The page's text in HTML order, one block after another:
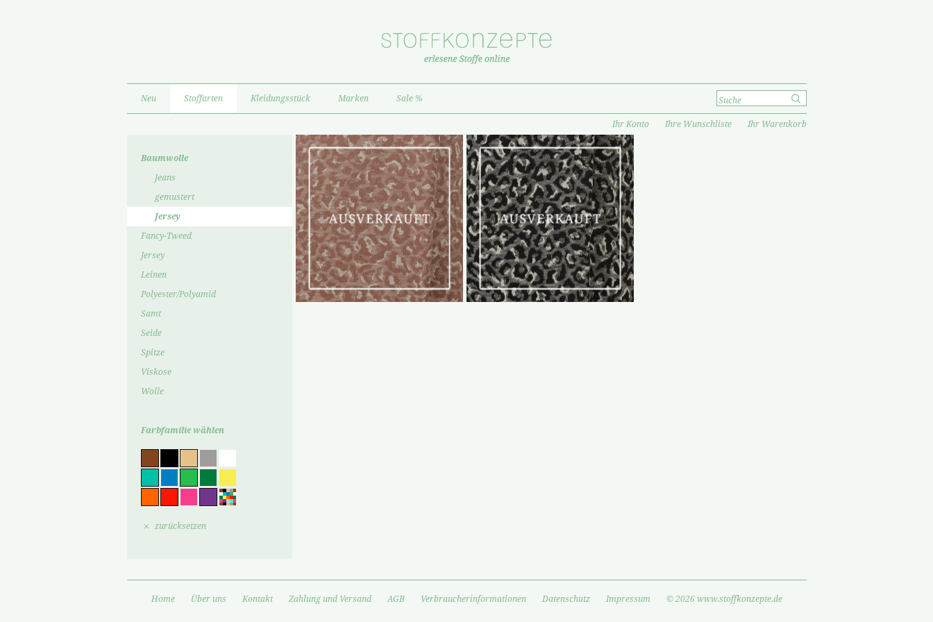
Neu Stoffarten Kleidungsstück Marken Sale %
Ihr Konto Ihre Wunschliste Ihr Warenkorb
Baumwolle
Jeans
gemustert
Jersey
Fancy-Tweed
Jersey
Leinen
Polyester/Polyamid
Samt
Seide
Spitze
Viskose
Wolle
Farbfamilie wählen
zurücksetzen
Home Über uns Kontakt Zahlung und Versand AGB Verbraucherinformationen Datenschutz Impressum © 2026 www.stoffkonzepte.de